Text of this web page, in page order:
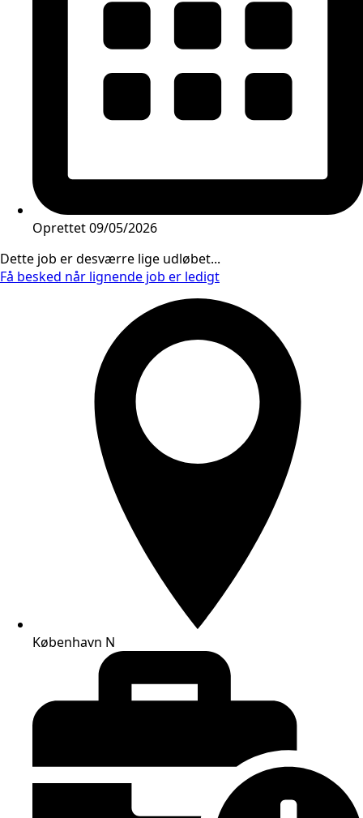
Oprettet09/05/2026
Dette job er desværre lige udløbet...
Få besked når lignende job er ledigt
København N